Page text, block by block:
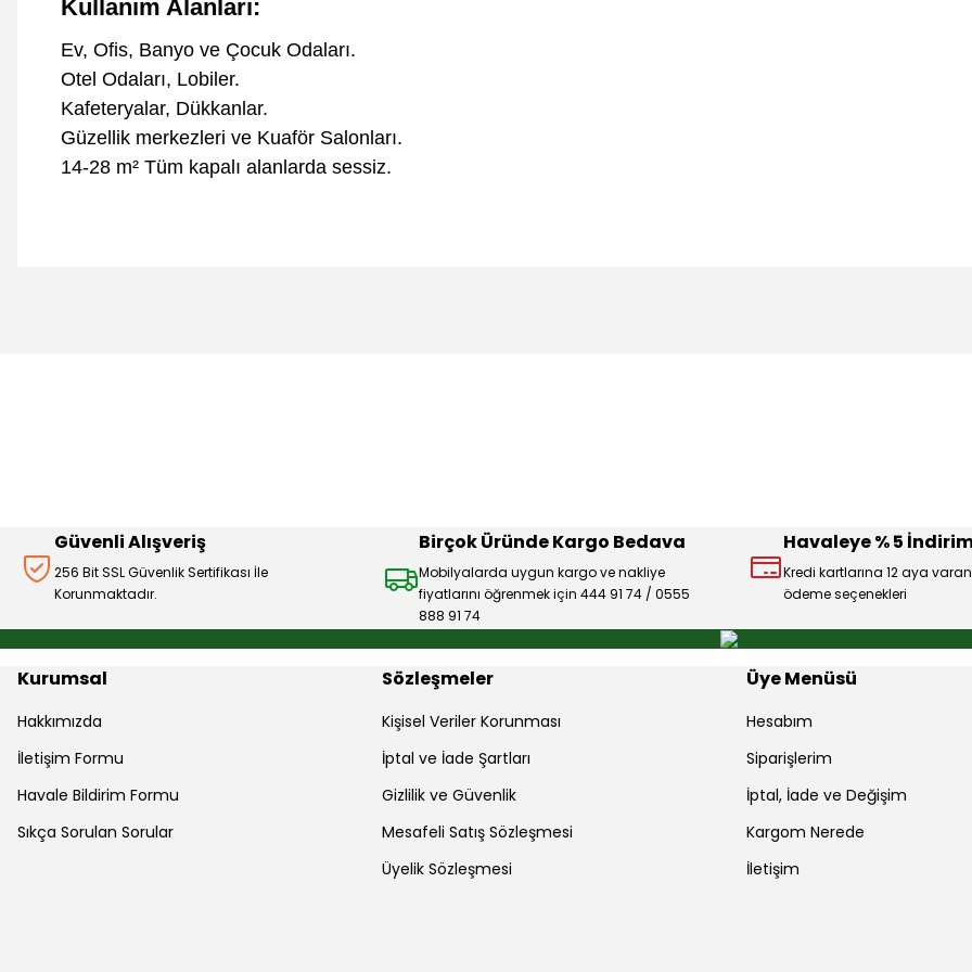
Kullanım Alanları:
Ev, Ofis, Banyo ve Çocuk Odaları.
Otel Odaları, Lobiler.
Kafeteryalar, Dükkanlar.
Güzellik merkezleri ve Kuaför Salonları.
14-28 m² Tüm kapalı alanlarda sessiz.
Güvenli Alışveriş
256 Bit SSL Güvenlik Sertifikası İle
Korunmaktadır.
Birçok Üründe Kargo Bedava
Mobilyalarda uygun kargo ve nakliye
fiyatlarını öğrenmek için 444 91 74 / 0555
888 91 74
Havaleye % 5 İndirim
Kredi kartlarına 12 aya
ödeme seçenekleri
Kurumsal
Hakkımızda
İletişim Formu
Havale Bildirim Formu
Sıkça Sorulan Sorular
Sözleşmeler
Kişisel Veriler Korunması
İptal ve İade Şartları
Gizlilik ve Güvenlik
Mesafeli Satış Sözleşmesi
Üyelik Sözleşmesi
Üye Menüsü
Hesabım
Siparişlerim
İptal, İade ve Değişim
Kargom Nerede
İletişim